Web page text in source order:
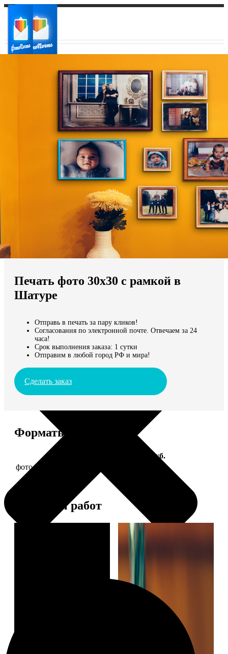
Ваш регион доставки
Выберите из списка:
Мы доставляем по всему миру
Продолжить без города
Печать фото 30х30 с рамкой в
Шатуре
Отправь в печать за пару кликов!
Согласования по электронной почте. Отвечаем за 24
часа!
Срок выполнения заказа: 1 сутки
Отправим в любой город РФ и мира!
Сделать заказ
Форматы и цены
Цена, руб.
фото 30х30 в деревянной рамке
Примеры работ